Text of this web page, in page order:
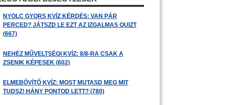
NYOLC GYORS KVÍZ KÉRDÉS: VAN PÁR
PERCED? JÁTSZD LE EZT AZ IZGALMAS QUIZT
(667)
NEHÉZ MŰVELTSÉGI KVÍZ: 8/8-RA CSAK A
ZSENIK KÉPESEK (602)
ELMEBŐVÍTŐ KVÍZ: MOST MUTASD MEG MIT
TUDSZ! HÁNY PONTOD LETT? (780)